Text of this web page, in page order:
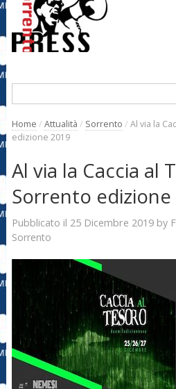
Home / Attualità / Sorrento / Al via la
edizione 2019
Al via la Caccia al
Sorrento edizione
Pubblicato il 25 Dicembre 2019by
Sorrento